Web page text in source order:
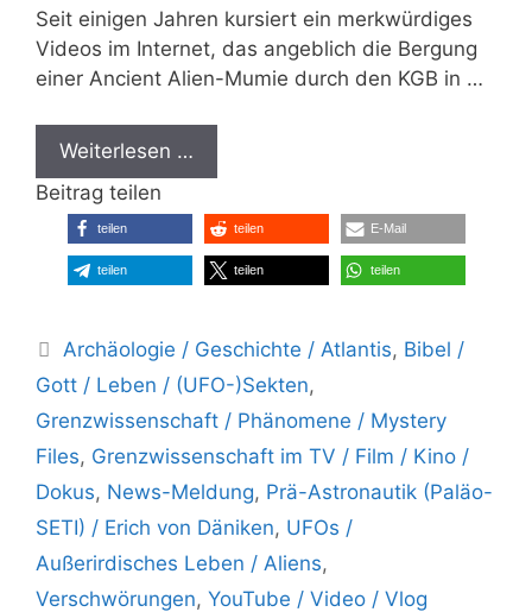
Seit einigen Jahren kursiert ein merkwürdiges
Videos im Internet, das angeblich die Bergung
einer Ancient Alien-Mumie durch den KGB in …
Weiterlesen …
Beitrag teilen
teilen teilen E-Mail
teilen teilen teilen
Kategorien
Archäologie / Geschichte / Atlantis, Bibel /
Gott / Leben / (UFO-)Sekten,
Grenzwissenschaft / Phänomene / Mystery
Files, Grenzwissenschaft im TV / Film / Kino /
Dokus, News-Meldung, Prä-Astronautik (Paläo-
SETI) / Erich von Däniken, UFOs /
Außerirdisches Leben / Aliens,
Verschwörungen, YouTube / Video / Vlog